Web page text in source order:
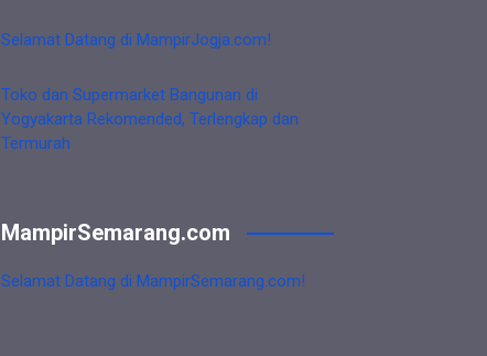
Selamat Datang di MampirJogja.com!
Toko dan Supermarket Bangunan di
Yogyakarta Rekomended, Terlengkap dan
Termurah
MampirSemarang.com
Selamat Datang di MampirSemarang.com!